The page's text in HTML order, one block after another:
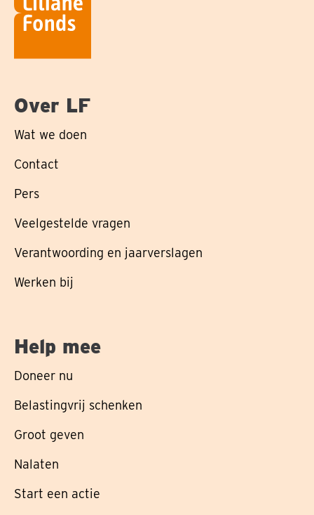
Over LF
Wat we doen
Contact
Pers
Veelgestelde vragen
Verantwoording en jaarverslagen
Werken bij
Help mee
Doneer nu
Belastingvrij schenken
Groot geven
Nalaten
Start een actie